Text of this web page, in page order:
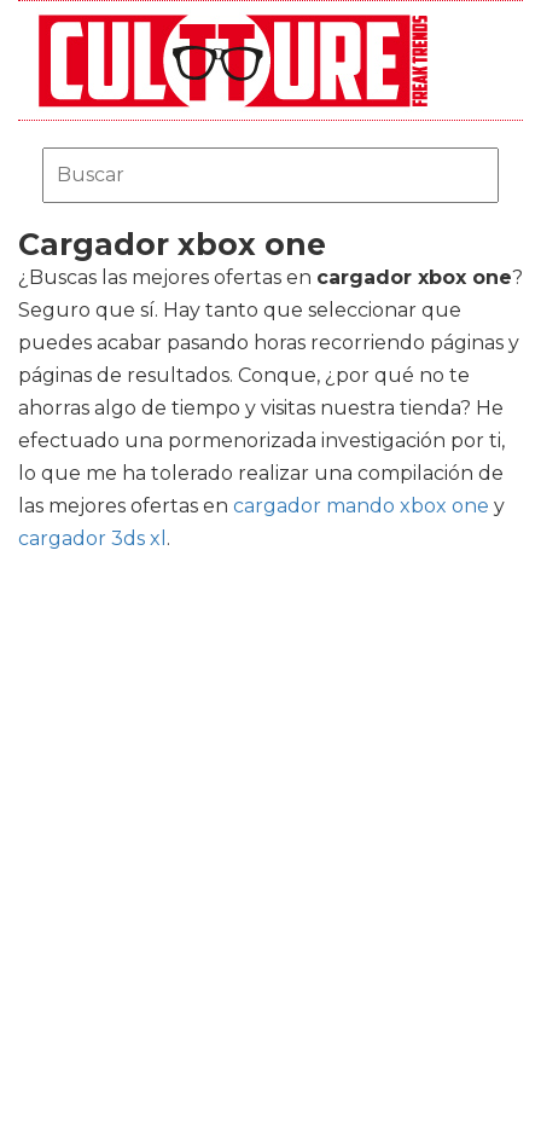
Cargador xbox one
¿Buscas las mejores ofertas en cargador xbox one?
Seguro que sí. Hay tanto que seleccionar que
puedes acabar pasando horas recorriendo páginas y
páginas de resultados. Conque, ¿por qué no te
ahorras algo de tiempo y visitas nuestra tienda? He
efectuado una pormenorizada investigación por ti,
lo que me ha tolerado realizar una compilación de
las mejores ofertas en cargador mando xbox one y
cargador 3ds xl .